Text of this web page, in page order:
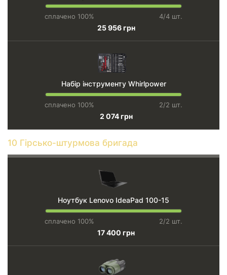
сплачено 100% 4/4 шт.
25 956 грн
Набір інструменту Whirlpower
сплачено 100% 2/2 шт.
2 074 грн
10 Гірсько-штурмова бригада
Ноутбук Lenovo IdeaPad 100-15
сплачено 100% 2/2 шт.
17 400 грн